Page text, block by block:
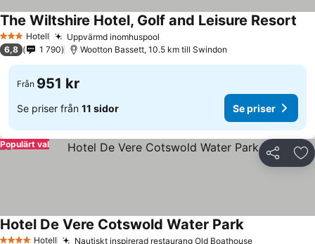
3 StjärnorHotell Uppvärmd inomhuspool
The Wiltshire Hotel, Golf and Leisure Resort
6,8 1 790 Wootton Bassett, 10.5 km till Swindon
Från 951 kr
Se priser från 11 sidor Se priser
Dela
Populärt val
Hotell Nautiskt inspirerad restaurang Old Boathouse
Hotel De Vere Cotswold Water ParkSe priser